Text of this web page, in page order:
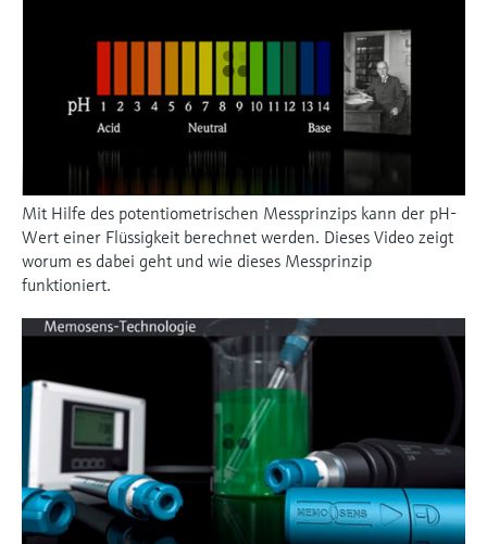
Mit Hilfe des potentiometrischen Messprinzips kann der pH-
Wert einer Flüssigkeit berechnet werden. Dieses Video zeigt
worum es dabei geht und wie dieses Messprinzip
funktioniert.